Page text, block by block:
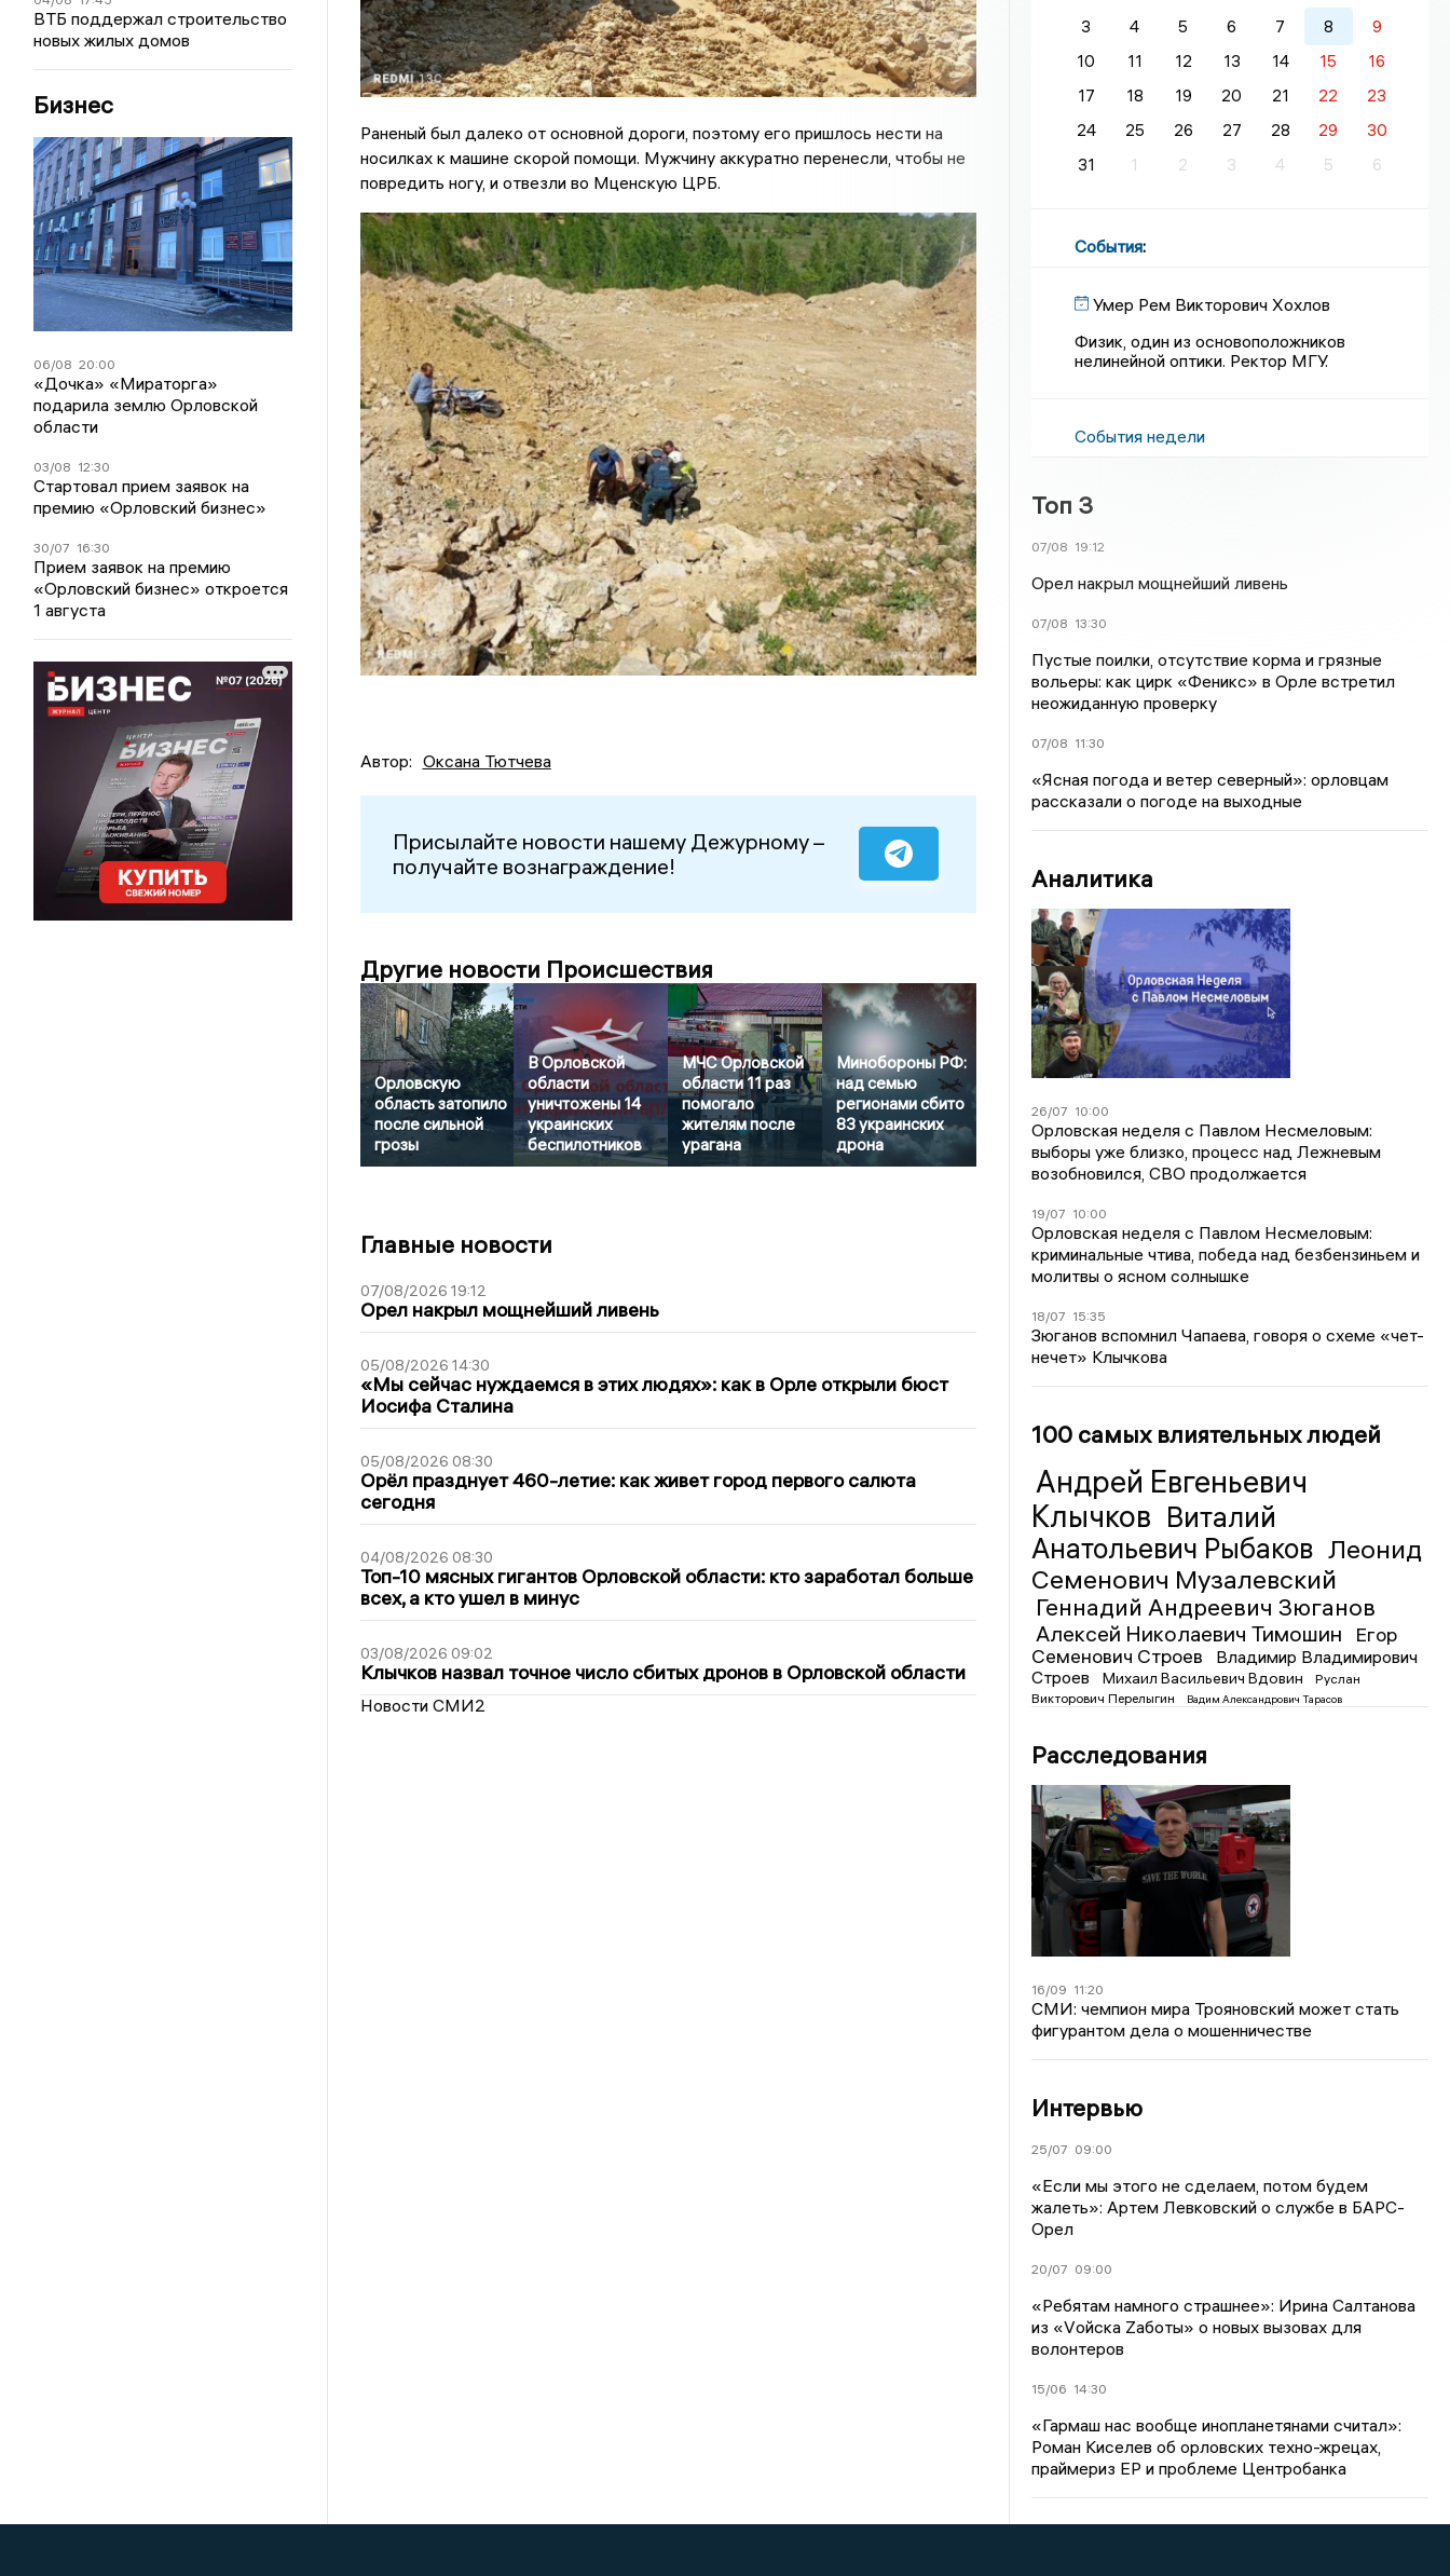
ВТБ поддержал строительство
новых жилых домов
Бизнес
06/08 20:00
«Дочка» «Мираторга»
подарила землю Орловской
области
03/08 12:30
Стартовал прием заявок на
премию «Орловский бизнес»
30/07 16:30
Прием заявок на премию
«Орловский бизнес» откроется
1 августа
Раненый был далеко от основной дороги, поэтому его пришлось нести на
носилках к машине скорой помощи. Мужчину аккуратно перенесли, чтобы не
повредить ногу, и отвезли во Мценскую ЦРБ.
Автор: Оксана Тютчева
Присылайте новости нашему Дежурному –
получайте вознаграждение!
Другие новости Происшествия
Орловскую
область затопило
после сильной
грозы
В Орловской
области
уничтожены 14
украинских
беспилотников
МЧС Орловской
области 11 раз
помогало
жителям после
урагана
Минобороны РФ:
над семью
регионами сбито
83 украинских
дрона
Главные новости
07/08/2026 19:12
Орел накрыл мощнейший ливень
05/08/2026 14:30
«Мы сейчас нуждаемся в этих людях»: как в Орле открыли бюст
Иосифа Сталина
05/08/2026 08:30
Орёл празднует 460-летие: как живет город первого салюта
сегодня
04/08/2026 08:30
Топ-10 мясных гигантов Орловской области: кто заработал больше
всех, а кто ушел в минус
03/08/2026 09:02
Клычков назвал точное число сбитых дронов в Орловской области
Новости СМИ2
3
4 5 6 7 8
9
10
11 12 13 14 15
16
17
18 19 20 21 22
23
24
25 26 27 28 29
30
31
1 2 3 4 5 6
События:
Умер Рем Викторович Хохлов
Физик, один из основоположников
нелинейной оптики. Ректор МГУ.
События недели
Топ 3
07/08 19:12
Орел накрыл мощнейший ливень
07/08 13:30
Пустые поилки, отсутствие корма и грязные
вольеры: как цирк «Феникс» в Орле встретил
неожиданную проверку
07/08 11:30
«Ясная погода и ветер северный»: орловцам
рассказали о погоде на выходные
Аналитика
26/07 10:00
Орловская неделя с Павлом Несмеловым:
выборы уже близко, процесс над Лежневым
возобновился, СВО продолжается
19/07 10:00
Орловская неделя с Павлом Несмеловым:
криминальные чтива, победа над безбензиньем и
молитвы о ясном солнышке
18/07 15:35
Зюганов вспомнил Чапаева, говоря о схеме «чет-
нечет» Клычкова
100 самых влиятельных людей
Андрей Евгеньевич
Клычков Виталий
Анатольевич Рыбаков Леонид
Семенович Музалевский
Геннадий Андреевич Зюганов
Алексей Николаевич Тимошин
Егор
Семенович Строев
Владимир Владимирович
Строев
Михаил Васильевич Вдовин
Руслан
Викторович Перелыгин
Вадим Александрович Тарасов
Расследования
16/09 11:20
СМИ: чемпион мира Трояновский может стать
фигурантом дела о мошенничестве
Интервью
25/07 09:00
«Если мы этого не сделаем, потом будем
жалеть»: Артем Левковский о службе в БАРС-
Орел
20/07 09:00
«Ребятам намного страшнее»: Ирина Салтанова
из «Vойска Zаботы» о новых вызовах для
волонтеров
15/06 14:30
«Гармаш нас вообще инопланетянами считал»:
Роман Киселев об орловских техно-жрецах,
праймериз ЕР и проблеме Центробанка